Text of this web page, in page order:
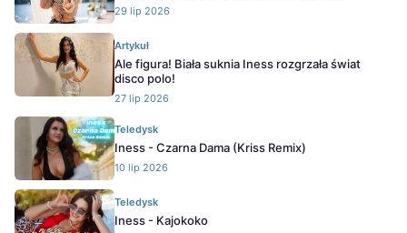
29 lip 2026
Artykuł
Ale figura! Biała suknia Iness rozgrzała świat
disco polo!
27 lip 2026
Teledysk
Iness - Czarna Dama (Kriss Remix)
10 lip 2026
Teledysk
Iness - Kajokoko